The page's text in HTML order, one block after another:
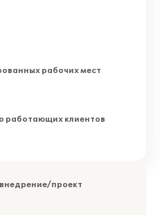
рабочих мест
работающих клиентов
проект